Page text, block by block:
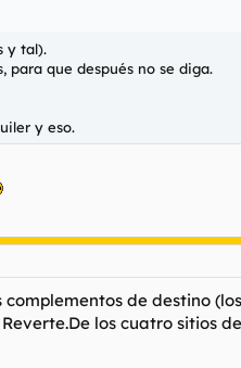
y tal).
para que después no se diga.
y eso.
de destino
los cuatro sitios